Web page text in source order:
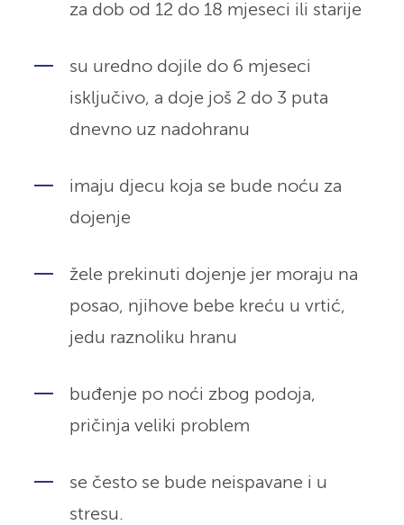
za dob od 12 do 18 mjeseci ili starije
su uredno dojile do 6 mjeseci
isključivo, a doje još 2 do 3 puta
dnevno uz nadohranu
imaju djecu koja se bude noću za
dojenje
žele prekinuti dojenje jer moraju na
posao, njihove bebe kreću u vrtić,
jedu raznoliku hranu
buđenje po noći zbog podoja,
pričinja veliki problem
se često se bude neispavane i u
stresu.